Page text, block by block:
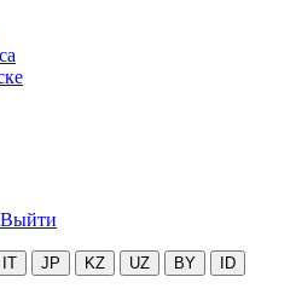
Выйти
IT JP KZ UZ BY ID